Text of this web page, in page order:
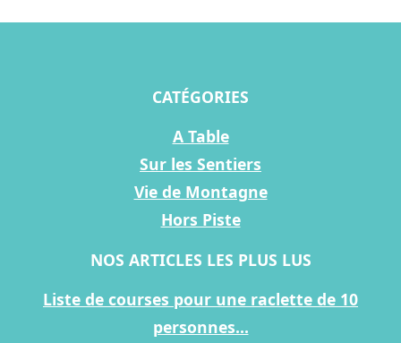
CATÉGORIES
A Table
Sur les Sentiers
Vie de Montagne
Hors Piste
NOS ARTICLES LES PLUS LUS
Liste de courses pour une raclette de 10
personnes...